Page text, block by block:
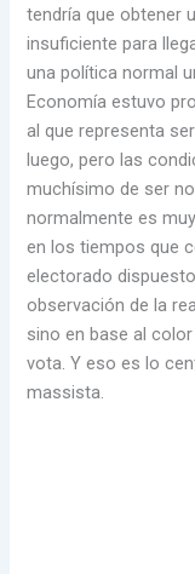
tendría que obtener
insuficiente para
una política normal
Economía estuvo
al que representa
luego, pero las
muchísimo de ser
normalmente es
en los tiempos que
electorado
observación de la
sino en base al
vota. Y eso es lo
massista.